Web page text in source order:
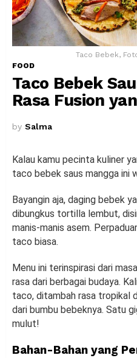
Taco Bebek,
FOOD
Taco Bebek
Rasa Fusion
by Salma
Kalau kamu pecinta kuliner
taco bebek saus mangga ini
Bayangin aja, daging bebek
dibungkus tortilla lembut,
manis-manis asem.
taco biasa.
Menu ini terinspirasi dari
rasa dari berbagai budaya.
taco, ditambah rasa tropikal
dari bumbu bebeknya. Satu
mulut!
Bahan-Bahan yang